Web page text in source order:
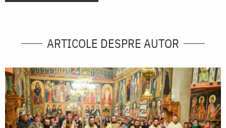
ARTICOLE DESPRE AUTOR